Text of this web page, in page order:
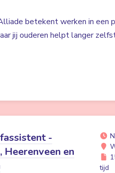
betekent werken in een
jij ouderen helpt langer
-
Heerenveen en
tijd